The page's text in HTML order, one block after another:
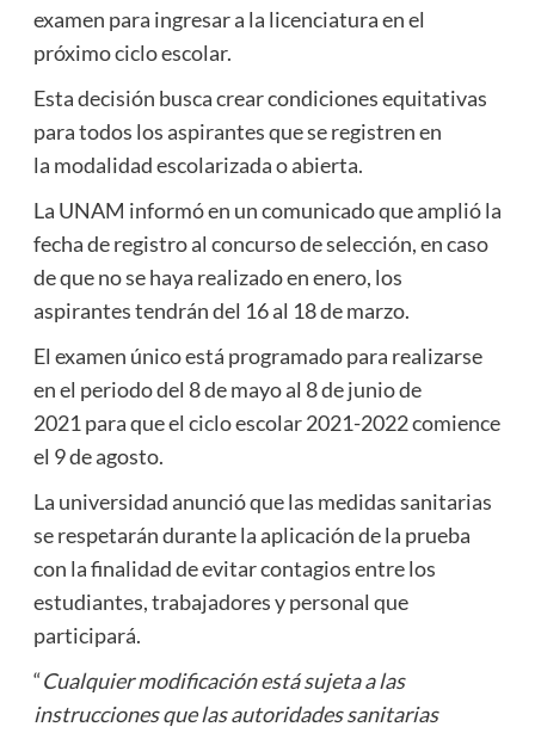
examen para ingresar a la licenciatura en el
próximo ciclo escolar.
Esta decisión busca crear condiciones equitativas
para todos los aspirantes que se registren en
la modalidad escolarizada o abierta.
La UNAM informó en un comunicado que amplió la
fecha de registro al concurso de selección, en caso
de que no se haya realizado en enero, los
aspirantes tendrán del 16 al 18 de marzo.
El examen único está programado para realizarse
en el periodo del 8 de mayo al 8 de junio de
2021 para que el ciclo escolar 2021-2022 comience
el 9 de agosto.
La universidad anunció que las medidas sanitarias
se respetarán durante la aplicación de la prueba
con la finalidad de evitar contagios entre los
estudiantes, trabajadores y personal que
participará.
“Cualquier modificación está sujeta a las
instrucciones que las autoridades sanitarias